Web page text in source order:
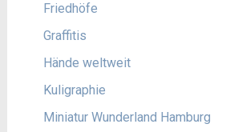
Friedhöfe
Graffitis
Hände weltweit
Kuligraphie
Miniatur Wunderland Hamburg